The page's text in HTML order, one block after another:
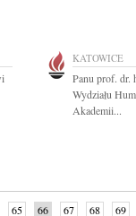
KATOWICE
Panu prof. dr.
Wydziału
Akademii...
65 66 67 68 69